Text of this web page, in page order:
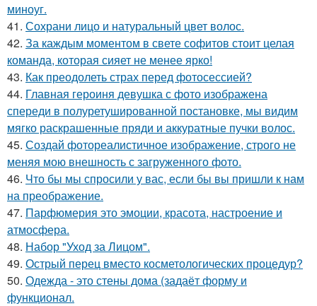
миноуг.
41. Сохрани лицо и натуральный цвет волос.
42. За каждым моментом в свете софитов стоит целая
команда, которая сияет не менее ярко!
43. Как преодолеть страх перед фотосессией?
44. Главная героиня девушка с фото изображена
спереди в полуретушированной постановке, мы видим
мягко раскрашенные пряди и аккуратные пучки волос.
45. Создай фотореалистичное изображение, строго не
меняя мою внешность с загруженного фото.
46. Что бы мы спросили у вас, если бы вы пришли к нам
на преображение.
47. Парфюмерия это эмоции, красота, настроение и
атмосфера.
48. Набор "Уход за Лицом".
49. Острый перец вместо косметологических процедур?
50. Одежда - это стены дома (задаёт форму и
функционал.